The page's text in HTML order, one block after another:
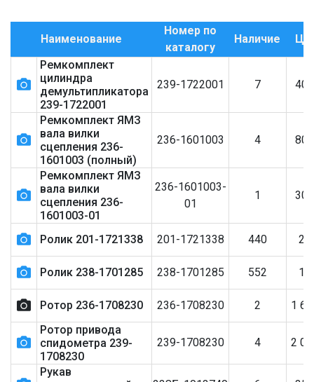
Наименование
Номер по
каталогу
Наличие
Ремкомплект
цилиндра
демультипликатора
239-1722001
239-1722001 7
Ремкомплект ЯМЗ
вала вилки
сцепления 236-
1601003 (полный)
236-1601003 4
Ремкомплект ЯМЗ
вала вилки
сцепления 236-
1601003-01
236-1601003-
01
1
Ролик 201-1721338 201-1721338 440 25
Ролик 238-1701285 238-1701285 552 15
Ротор 236-1708230 236-1708230 2
1
Ротор привода
спидометра 239-
1708230
239-1708230 4 2
Рукав